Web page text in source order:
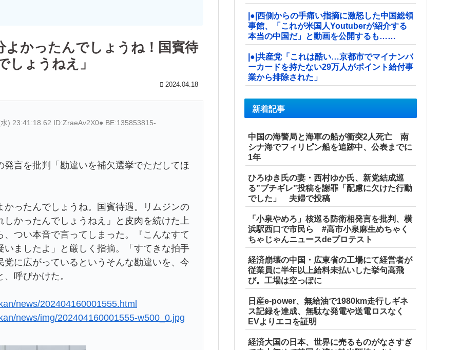
よかったんでしょうね！国賓待
しょうねえ」
2024.04.18
) 23:41:18.62 ID:ZraeAv2X0● BE:135853815-
言を批判「勘違いを補欠選挙でただしてほ
ったんでしょうね。国賓待遇。リムジンの
かったんでしょうねえ」と皮肉を続けた上
つい本音で言ってしまった。『こんなすて
ましたよ」と厳しく指摘。「すてきな拍手
に広がっているというそんな勘違いを、今
呼びかけた。
news/202404160001555.html
news/img/202404160001555-w500_0.jpg
|●|西側からの手痛い指摘に激怒した中国総領
事館、「これが米国人Youtuberが紹介する
本当の中国だ」と動画を公開するも……
|●|共産党「これは酷い…京都市でマイナンバ
ーカードを持たない29万人がポイント給付事
業から排除された」
新着記事
中国の海警局と海軍の船が衝突2人死亡 南
シナ海でフィリピン船を追跡中、公表までに
1年
ひろゆき氏の妻・西村ゆか氏、新党結成巡
る”ブチギレ”投稿を謝罪「配慮に欠けた行動
でした」 夫婦で投稿
「小泉やめろ」核巡る防衛相発言を批判、横
浜駅西口で市民ら #高市小泉麻生めちゃく
ちゃじゃんニュースdeプロテスト
経済崩壊の中国・広東省の工場にて経営者が
従業員に半年以上給料未払いした挙句高飛
び。工場は空っぽに
日産e-power、無給油で1980km走行しギネ
ス記録を達成、無駄な発電や送電ロスなく
EVよりエコを証明
経済大国の日本、世界に売るものがなさすぎ